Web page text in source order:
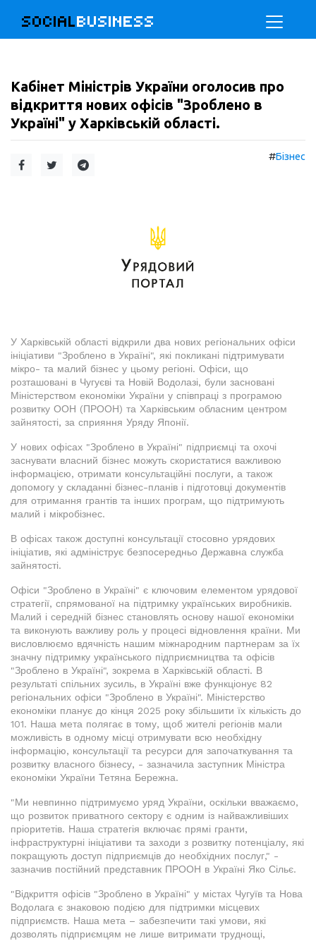
SOCIALBUSINESS
Кабінет Міністрів України оголосив про
відкриття нових офісів "Зроблено в
Україні" у Харківській області.
#Бізнес
У Харківській області відкрили два нових регіональних офіси
ініціативи "Зроблено в Україні", які покликані підтримувати
мікро- та малий бізнес у цьому регіоні. Офіси, що
розташовані в Чугуєві та Новій Водолазі, були засновані
Міністерством економіки України у співпраці з програмою
розвитку ООН (ПРООН) та Харківським обласним центром
зайнятості, за сприяння Уряду Японії.
У нових офісах "Зроблено в Україні" підприємці та охочі
заснувати власний бізнес можуть скористатися важливою
інформацією, отримати консультаційні послуги, а також
допомогу у складанні бізнес-планів і підготовці документів
для отримання грантів та інших програм, що підтримують
малий і мікробізнес.
В офісах також доступні консультації стосовно урядових
ініціатив, які адмініструє безпосередньо Державна служба
зайнятості.
Офіси "Зроблено в Україні" є ключовим елементом урядової
стратегії, спрямованої на підтримку українських виробників.
Малий і середній бізнес становлять основу нашої економіки
та виконують важливу роль у процесі відновлення країни. Ми
висловлюємо вдячність нашим міжнародним партнерам за їх
значну підтримку українського підприємництва та офісів
"Зроблено в Україні", зокрема в Харківській області. В
результаті спільних зусиль, в Україні вже функціонує 82
регіональних офіси "Зроблено в Україні". Міністерство
економіки планує до кінця 2025 року збільшити їх кількість до
101. Наша мета полягає в тому, щоб жителі регіонів мали
можливість в одному місці отримувати всю необхідну
інформацію, консультації та ресурси для започаткування та
розвитку власного бізнесу, - зазначила заступник Міністра
економіки України Тетяна Бережна.
"Ми невпинно підтримуємо уряд України, оскільки вважаємо,
що розвиток приватного сектору є одним із найважливіших
пріоритетів. Наша стратегія включає прямі гранти,
інфраструктурні ініціативи та заходи з розвитку потенціалу, які
покращують доступ підприємців до необхідних послуг," -
зазначив постійний представник ПРООН в Україні Яко Сільє.
"Відкриття офісів "Зроблено в Україні" у містах Чугуїв та Нова
Водолага є знаковою подією для підтримки місцевих
підприємств. Наша мета – забезпечити такі умови, які
дозволять підприємцям не лише витримати труднощі,